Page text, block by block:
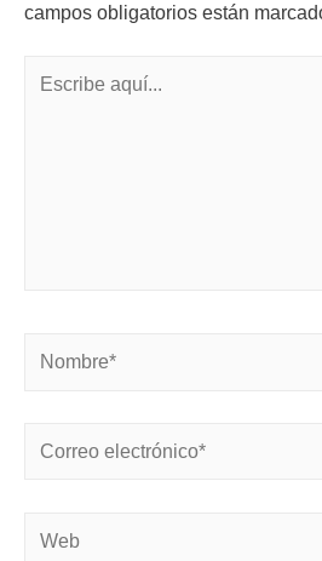
campos obligatorios están